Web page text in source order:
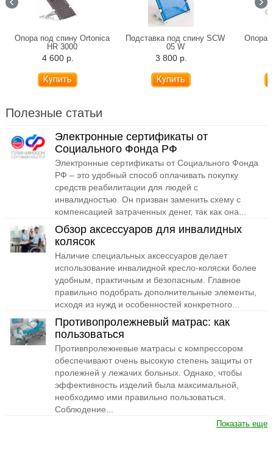
Опора под спину Ortonica
HR 3000
4 600 р.
Подставка под спину SCW
05 W
3 800 р.
Опора
Полезные статьи
Электронные сертификаты от
Социального Фонда РФ
Электронные сертификаты от Социального Фонда
РФ – это удобный способ оплачивать покупку
средств реабилитации для людей с
инвалидностью. Он призван заменить схему с
компенсацией затраченных денег, так как она...
Обзор аксессуаров для инвалидных
колясок
Наличие специальных аксессуаров делает
использование инвалидной кресло-коляски более
удобным, практичным и безопасным. Главное
правильно подобрать дополнительные элементы,
исходя из нужд и особенностей конкретного...
Противопролежневый матрас: как
пользоваться
Противпролежневые матрасы с компрессором
обеспечивают очень высокую степень защиты от
пролежней у лежачих больных. Однако, чтобы
эффективность изделий была максимальной,
необходимо ими правильно пользоваться.
Соблюдение...
Показать еще